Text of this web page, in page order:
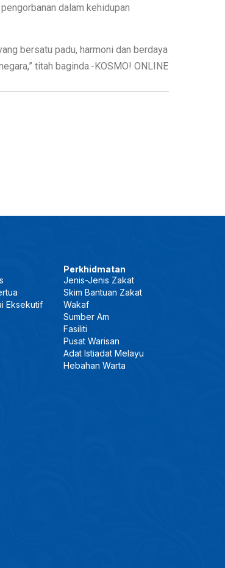
dalam kehidupan
bersatu padu, harmoni dan berdaya
titah baginda.-KOSMO! ONLINE
Eksekutif
Perkhidmatan
Jenis-Jenis Zakat
Skim Bantuan Zakat
Wakaf
Sumber Am
Fasiliti
Pusat Warisan
Adat Istiadat Melayu
Hebahan Warta